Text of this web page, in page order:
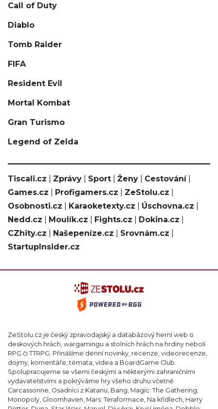
Call of Duty
Diablo
Tomb Raider
FIFA
Resident Evil
Mortal Kombat
Gran Turismo
Legend of Zelda
Tiscali.cz Zprávy Sport Ženy Cestování|
Games.cz
Profigamers.cz ZeStolu.cz
Osobnosti.cz
Karaoketexty.cz Úschovna.cz
Nedd.cz
Moulík.cz Fights.cz Dokina.cz
CZhity.cz
Našepeníze.cz Srovnám.cz
StartupInsider.cz
ZeStolu.cz je český zpravodajský a databázový herní web o
deskových hrách, wargamingu a stolních hrách na hrdiny neboli
RPG či TTRPG. Přinášíme denní novinky, recenze, videorecenze,
dojmy, komentáře, témata, videa a BoardGame Club.
Spolupracujeme se všemi českými a některými zahraničními
vydavatelstvími a pokrýváme hry všeho druhu včetně
Carcassonne, Osadníci z Katanu, Bang, Magic: The Gathering,
Monopoly, Gloomhaven, Mars: Teraformace, Na křídlech, Harry